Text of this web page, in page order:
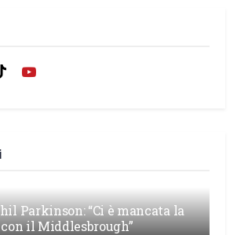
Parkinson: “Ci è mancata la
il Middlesbrough”